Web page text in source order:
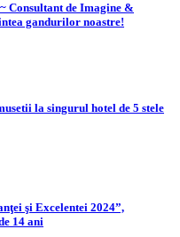
Consultant de Imagine &
gandurilor noastre!
la singurul hotel de 5 stele
şi Excelentei 2024”,
14 ani